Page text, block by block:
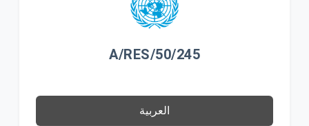
A/RES/50/245
العربية